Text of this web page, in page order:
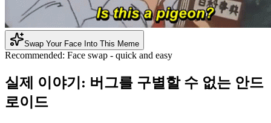
Swap Your Face Into This Meme
Recommended: Face swap - quick and easy
실제 이야기: 버그를 구별할 수 없는 안드
로이드